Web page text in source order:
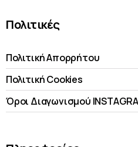
Πολιτικές
Πολιτική Απορρήτου
Πολιτική Cookies
Όροι Διαγωνισμού